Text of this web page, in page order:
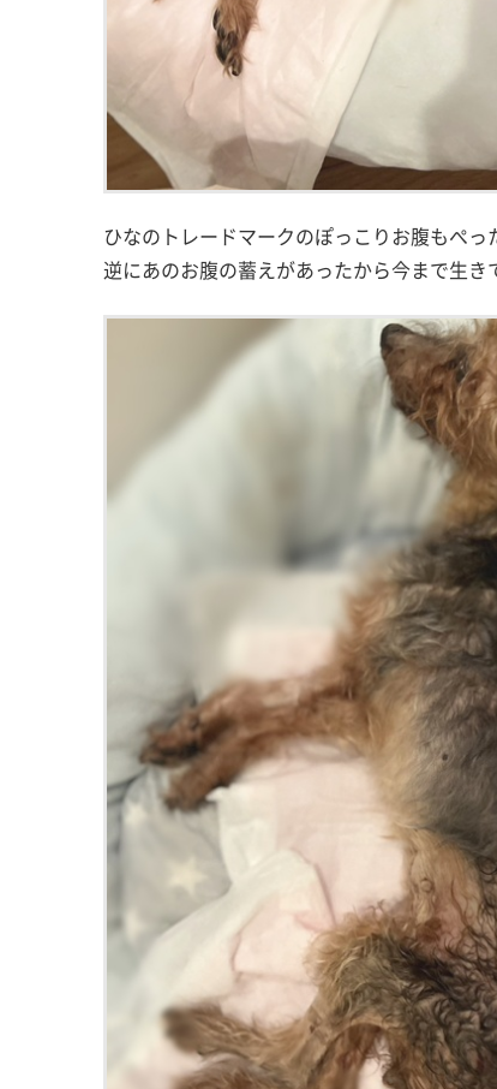
ひなのトレードマークのぽっこりお腹もぺっ
逆にあのお腹の蓄えがあったから今まで生き